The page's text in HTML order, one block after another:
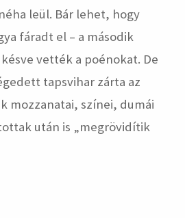
leül. Bár lehet, hogy
fáradt el – a második
vették a poénokat. De
tapsvihar zárta az
mozzanatai, színei, dumái
után is „megrövidítik